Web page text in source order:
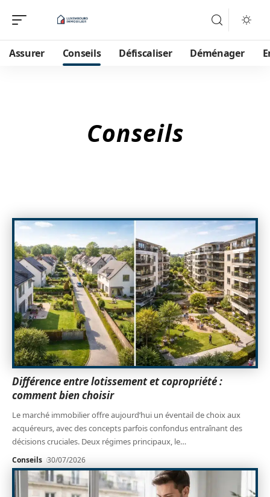
Assurer Conseils Défiscaliser Déménager
Conseils
Différence entre lotissement et copropriété :
comment bien choisir
Le marché immobilier offre aujourd’hui un éventail de choix aux
acquéreurs, avec des concepts parfois confondus entraînant des
décisions cruciales. Deux régimes principaux, le…
Conseils 30/07/2026